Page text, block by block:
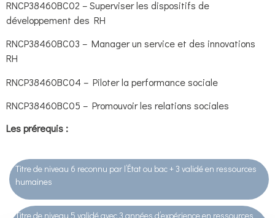
RNCP38460BC02 – Superviser les dispositifs de
développement des RH
RNCP38460BC03 – Manager un service et des innovations
RH
RNCP38460BC04 – Piloter la performance sociale
RNCP38460BC05 – Promouvoir les relations sociales
Les prérequis :
Titre de niveau 6 reconnu par l’État ou bac + 3 validé en ressources
humaines
Titre de niveau 5 validé avec 3 années d’expérience en ressources